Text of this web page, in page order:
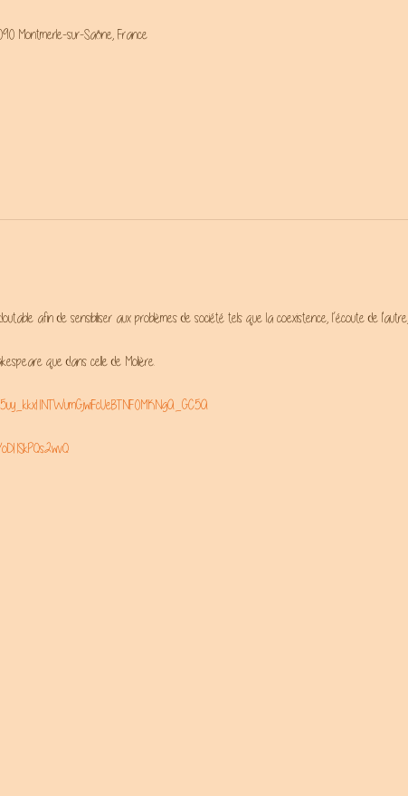
Montmerle-sur-Saône, France
afin de sensibiliser aux problèmes de société tels que la coexistence, l’écoute de
que dans celle de Molière.